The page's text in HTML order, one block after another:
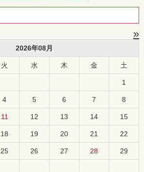
»
2026年08月
火 水 木 金 土
1
4 5 6 7 8
11 12 13 14 15
18 19 20 21 22
25 26 27 28 29